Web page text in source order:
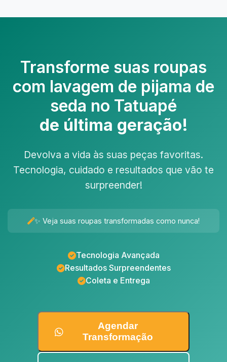
Transforme suas roupas
com lavagem de pijama de
seda no Tatuapé
de última geração!
Devolva a vida às suas peças favoritas.
Tecnologia, cuidado e resultados que vão te
surpreender!
✨ Veja suas roupas transformadas como nunca!
Tecnologia Avançada
Resultados Surpreendentes
Coleta e Entrega
Agendar
Transformação